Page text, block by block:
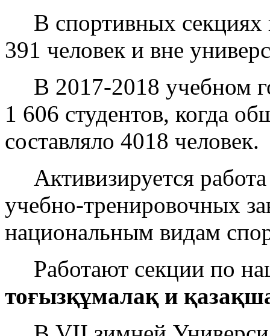
В спортивных секциях
391 человек и вне
В 2017-2018 учебном
1 606 студентов, когда
составляло 4018 человек.
Активизируется
учебно-тренировочных
национальным видам
Работают секции по
тоғызқұмалақ и